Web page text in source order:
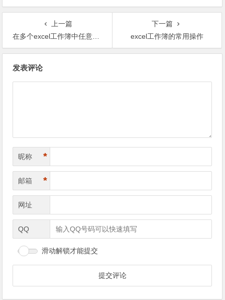
上一篇
在多个excel工作簿中任意切换
下一篇
excel工作簿的常用操作
发表评论
昵称 *
邮箱 *
网址
QQ
滑动解锁才能提交